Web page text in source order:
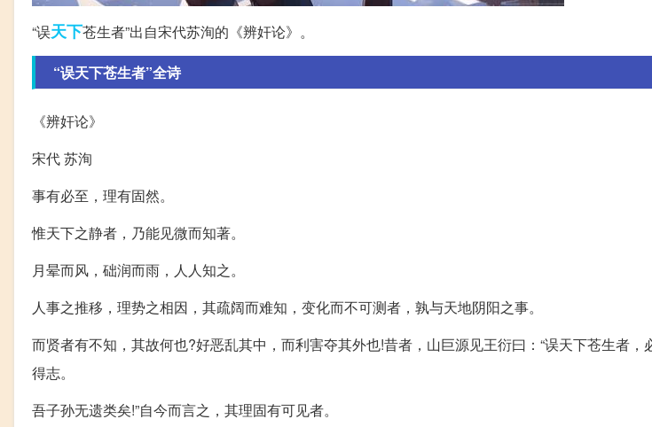
“误天下苍生者”出自宋代苏洵的《辨奸论》。
“误天下苍生者”全诗
《辨奸论》
宋代 苏洵
事有必至，理有固然。
惟天下之静者，乃能见微而知著。
月晕而风，础润而雨，人人知之。
人事之推移，理势之相因，其疏阔而难知，变化而不可测者，孰与天地阴阳之事。
而贤者有不知，其故何也?好恶乱其中，而利害夺其外也!昔者，山巨源见王衍曰：“误天下苍生者，
得志。
吾子孙无遗类矣!”自今而言之，其理固有可见者。